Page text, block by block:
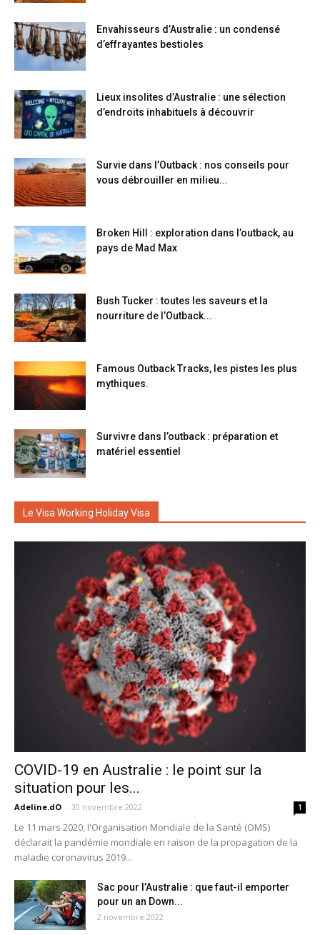
Envahisseurs d’Australie : un condensé
d’effrayantes bestioles
Lieux insolites d’Australie : une sélection
d’endroits inhabituels à découvrir
Survie dans l’Outback : nos conseils pour
vous débrouiller en milieu...
Broken Hill : exploration dans l’outback, au
pays de Mad Max
Bush Tucker : toutes les saveurs et la
nourriture de l’Outback...
Famous Outback Tracks, les pistes les plus
mythiques.
Survivre dans l’outback : préparation et
matériel essentiel
Le Visa Working Holiday Visa
COVID-19 en Australie : le point sur la
situation pour les...
Adeline.dO - 30 novembre 2022 1
Le 11 mars 2020, l'Organisation Mondiale de la Santé (OMS)
déclarait la pandémie mondiale en raison de la propagation de la
maladie coronavirus 2019...
Sac pour l’Australie : que faut-il emporter
pour un an Down...
2 novembre 2022